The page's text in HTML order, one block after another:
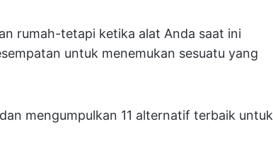
rumah-tetapi ketika alat Anda saat ini
untuk menemukan sesuatu yang
mengumpulkan 11 alternatif terbaik untuk